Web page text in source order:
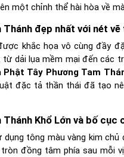
một chỉnh thể hài hòa về
đẹp nhất với nét vẽ
khắc họa vô cùng đầy
dải lụa mềm mại đến các
Phật Tây Phương Tam
đặc tả thần thái đã tạo
Khổ Lớn và bố cục
dụng tông màu vàng kim
đồng tâm phía sau mỗi